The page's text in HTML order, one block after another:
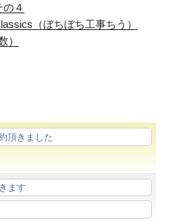
４
（ぼちぼち工事ちう）
）
頂きました
ます